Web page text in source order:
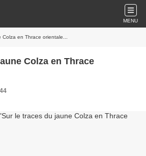
MENU
en Thrace orientale...
Colza en Thrace